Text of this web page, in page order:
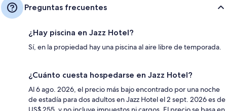
Preguntas frecuentes
¿Hay piscina en Jazz Hotel?
Sí, en la propiedad hay una piscina al aire libre de temporada.
¿Cuánto cuesta hospedarse en Jazz Hotel?
Al 6 ago. 2026, el precio más bajo encontrado por una noche
de estadía para dos adultos en Jazz Hotel el 2 sept. 2026 es de